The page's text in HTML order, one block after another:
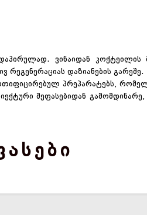
ვინაიდან
რეგენერაციას დაზიანების გარეშე.
პრეპარატებს,
შეფასებიდან